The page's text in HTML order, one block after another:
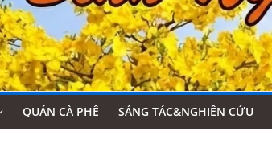
QUÁN CÀ PHÊ SÁNG TÁC&NGHIÊN CỨU